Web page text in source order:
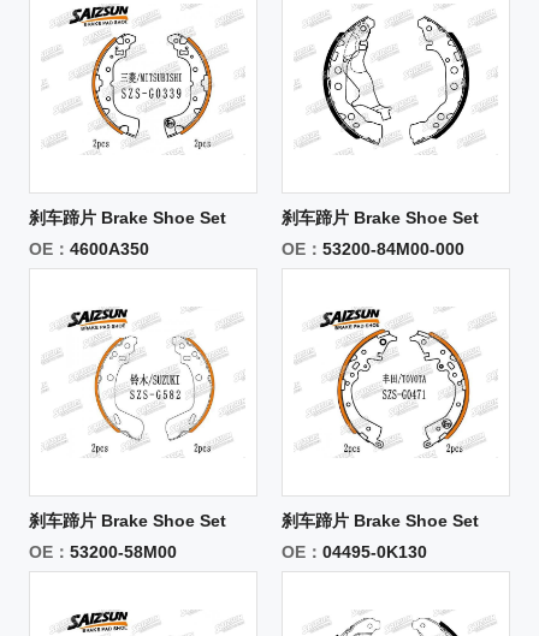
刹车蹄片 Brake Shoe Set
OE： 4600A350
刹车蹄片 Brake Shoe Set
OE： 53200-84M00-000
刹车蹄片 Brake Shoe Set
OE： 53200-58M00
刹车蹄片 Brake Shoe Set
OE： 04495-0K130